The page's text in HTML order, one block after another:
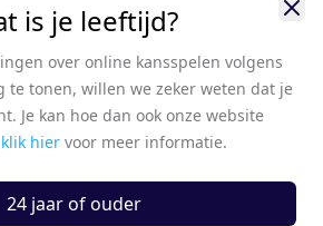
• 2 jaar geleden
Volendam - HC Visé BM
•2 jaar geleden
- Sporting Pelt
•2 jaar geleden
vs Seizoens Achilles Bocholt |
8 | Super Handball
is je leeftijd?
over online kansspelen volgens
te tonen, willen we zeker weten dat je
Je kan hoe dan ook onze website
klik hier voor meer informatie.
24 jaar of ouder